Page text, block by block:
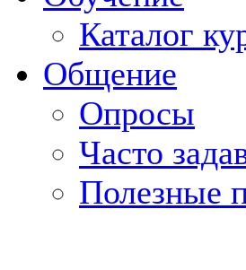
Каталог
Общение
Опросы
Часто
Полезные